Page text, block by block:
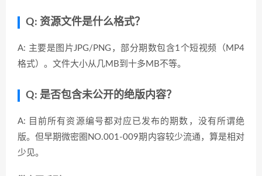
Q: 资源文件是什么格式？
A: 主要是图片JPG/PNG，部分期数包含1个短视频（MP4
格式）。文件大小从几MB到十多MB不等。
Q: 是否包含未公开的绝版内容？
A: 目前所有资源编号都对应已发布的期数，没有所谓绝
版。但早期微密圈NO.001-009期内容较少流通，算是相对
少见。